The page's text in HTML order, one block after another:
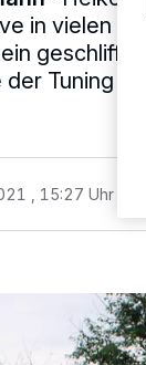
in vielen
der Tuning-
, 15:27 Uhr